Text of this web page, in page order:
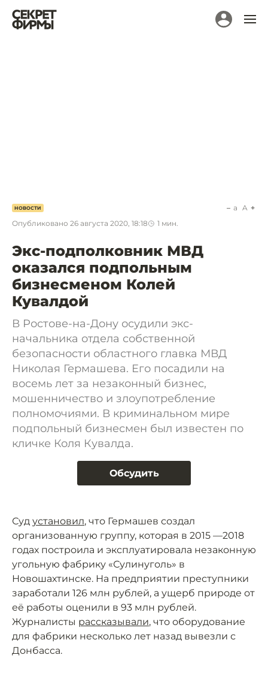
НОВОСТИ
Опубликовано 26 августа 2020, 18:18 1 мин.
a A
Экс-подполковник МВД
оказался подпольным
бизнесменом Колей
Кувалдой
В Ростове-на-Дону осудили экс-
начальника отдела собственной
безопасности областного главка МВД
Николая Гермашева. Его посадили на
восемь лет за незаконный бизнес,
мошенничество и злоупотребление
полномочиями. В криминальном мире
подпольный бизнесмен был известен по
кличке Коля Кувалда.
Обсудить
Суд установил, что Гермашев создал
организованную группу, которая в 2015 —2018
годах построила и эксплуатировала незаконную
угольную фабрику «Сулинуголь» в
Новошахтинске. На предприятии преступники
заработали 126 млн рублей, а ущерб природе от
её работы оценили в 93 млн рублей.
Журналисты рассказывали, что оборудование
для фабрики несколько лет назад вывезли с
Донбасса.